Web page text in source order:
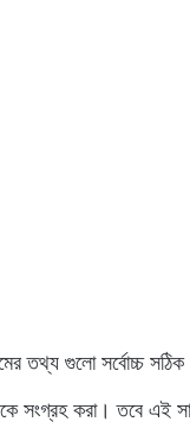
তথ্য গুলো সর্বোচ্চ সঠিক
সংগ্রহ করা। তবে এই